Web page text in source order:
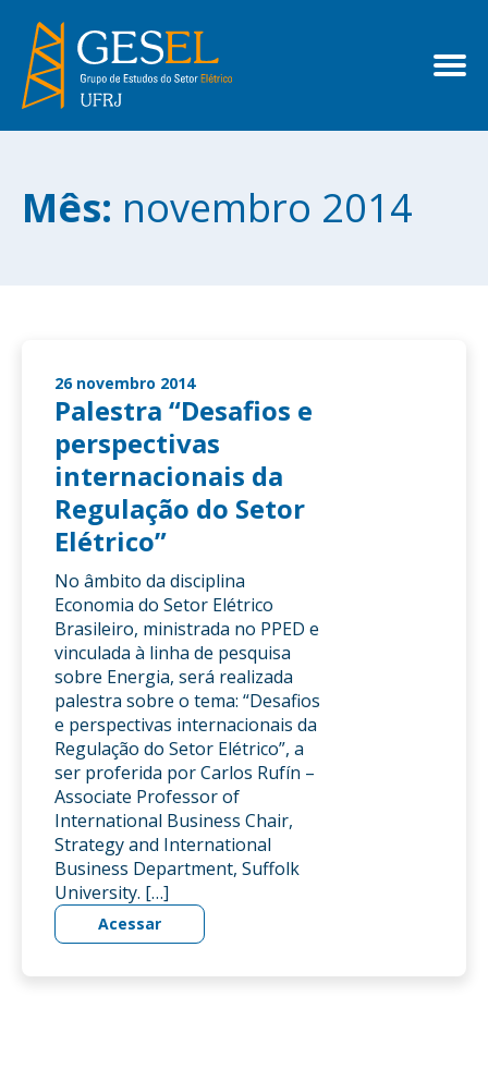
Mês: novembro 2014
26 novembro 2014
Palestra “Desafios e
perspectivas
internacionais da
Regulação do Setor
Elétrico”
No âmbito da disciplina
Economia do Setor Elétrico
Brasileiro, ministrada no PPED e
vinculada à linha de pesquisa
sobre Energia, será realizada
palestra sobre o tema: “Desafios
e perspectivas internacionais da
Regulação do Setor Elétrico”, a
ser proferida por Carlos Rufín –
Associate Professor of
International Business Chair,
Strategy and International
Business Department, Suffolk
University. […]
Acessar